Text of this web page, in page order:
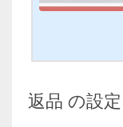
返品 の設